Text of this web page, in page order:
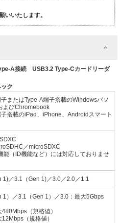
いいたします。
A接続 USB3.2 Type-Cカードリーダ
ク
またはType-A端子搭載のWindowsパソ
よびChromebook
搭載のiPad、iPhone、Androidスマート
／microSDXC
能（ID機能など）には対応しておりませ
1)／3.1（Gen 1)／3.0／2.0／1.1
1）／3.1（Gen 1）／3.0：最大5Gbps
（規格値）
（規格値）